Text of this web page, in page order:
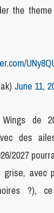
the
June 11,
de
des
2027
avec
?),